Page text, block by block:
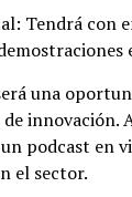
Tendrá con
una
innovación.
podcast en
el sector.